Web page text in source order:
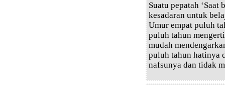
Suatu pepatah
kesadaran untuk
Umur empat puluh
puluh tahun
mudah
puluh tahun hatinya
nafsunya dan tidak